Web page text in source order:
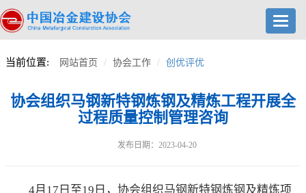
当前位置: 网站首页 协会工作 创优评优
协会组织马钢新特钢炼钢及精炼工程开展全
过程质量控制管理咨询
发布日期：2023-04-20
4月17日至19日，协会组织马钢新特钢炼钢及精炼项